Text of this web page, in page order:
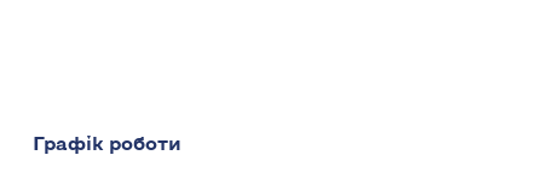
Графік роботи